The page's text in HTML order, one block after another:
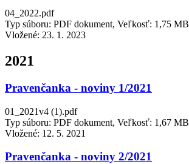
04_2022.pdf
Typ súboru: PDF dokument, Veľkosť: 1,75 MB
Vložené: 23. 1. 2023
2021
Pravenčanka - noviny 1/2021
01_2021v4 (1).pdf
Typ súboru: PDF dokument, Veľkosť: 1,67 MB
Vložené: 12. 5. 2021
Pravenčanka - noviny 2/2021